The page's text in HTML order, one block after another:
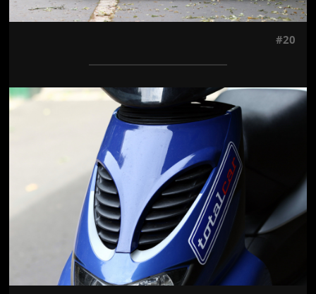
#20
Jön még kép!